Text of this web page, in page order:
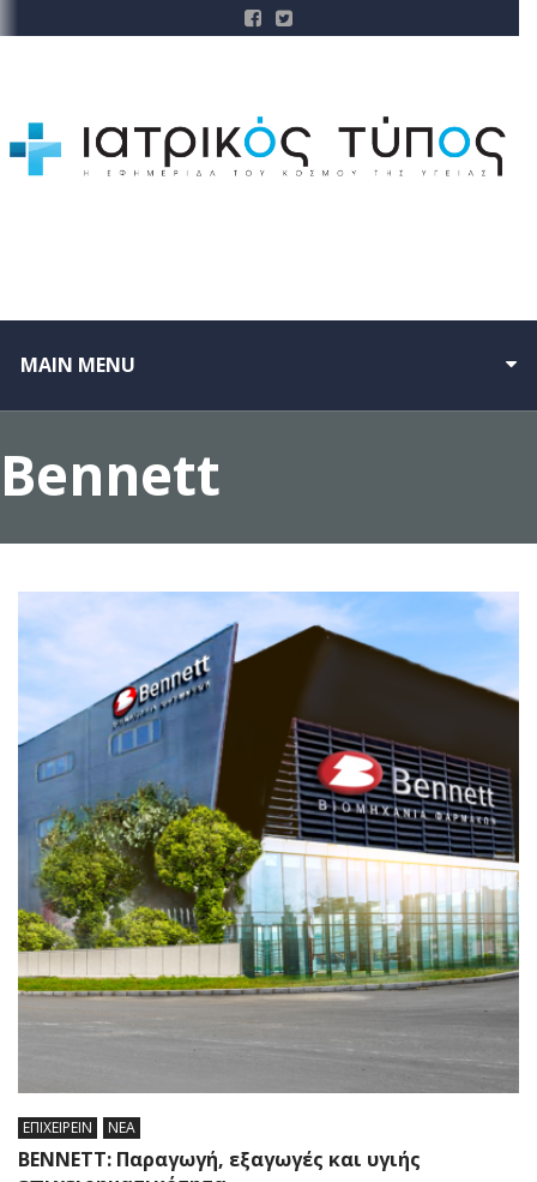
MAIN MENU
Bennett
ΕΠΙΧΕΙΡΕΙΝ ΝΕΑ
ΒΕΝΝΕΤΤ: Παραγωγή, εξαγωγές και υγιής